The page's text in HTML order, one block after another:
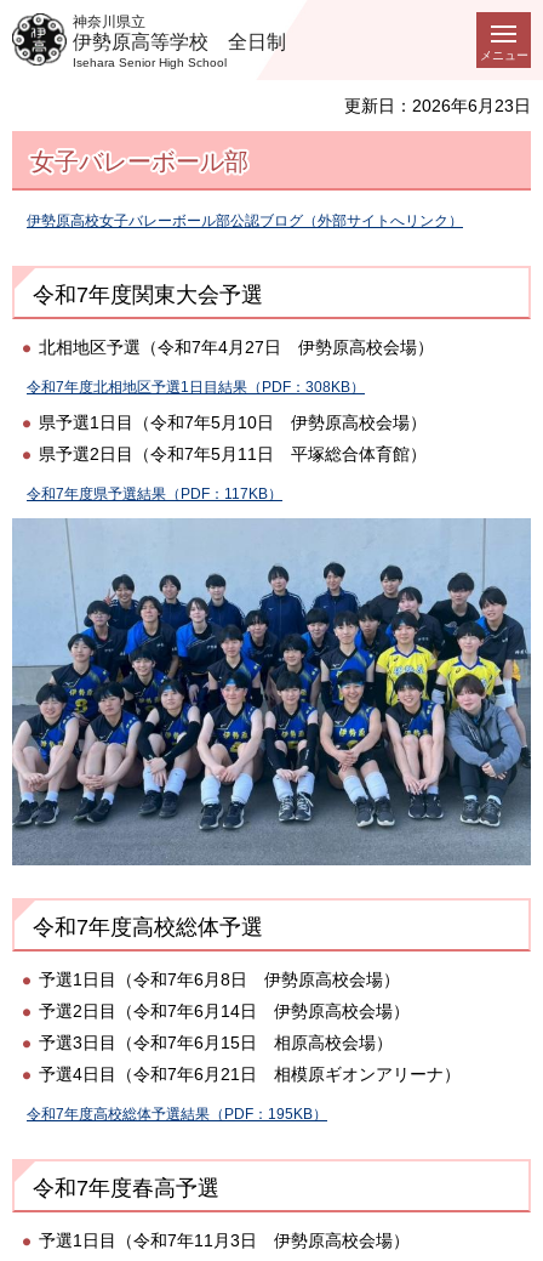
神奈川県立
伊勢原高等学校 全日制
Isehara Senior High School
メニュー
更新日：2026年6月23日
女子バレーボール部
伊勢原高校女子バレーボール部公認ブログ（外部サイトへリンク）
令和7年度関東大会予選
北相地区予選（令和7年4月27日 伊勢原高校会場）
令和7年度北相地区予選1日目結果（PDF：308KB）
県予選1日目（令和7年5月10日 伊勢原高校会場）
県予選2日目（令和7年5月11日 平塚総合体育館）
令和7年度県予選結果（PDF：117KB）
令和7年度高校総体予選
予選1日目（令和7年6月8日 伊勢原高校会場）
予選2日目（令和7年6月14日 伊勢原高校会場）
予選3日目（令和7年6月15日 相原高校会場）
予選4日目（令和7年6月21日 相模原ギオンアリーナ）
令和7年度高校総体予選結果（PDF：195KB）
令和7年度春高予選
予選1日目（令和7年11月3日 伊勢原高校会場）